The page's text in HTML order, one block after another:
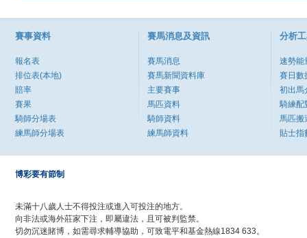
賽事資料
報名表
排位表(本地)
賠率
賽果
騎師分場表
練馬師分場表
賽馬消息及資訊
賽馬消息
賽馬新聞資料庫
主要賽事
馬匹資料
騎師資料
練馬師資料
分析
速勢能
賽日數
初出馬
騎練配
馬匹搬
貼士指
博彩要有節制
未滿十八歲人士不得投注或進入可投注的地方。
向非法或海外莊家下注，即屬違法，且可被判監禁。
切勿沉迷賭博，如需尋求輔導協助，可致電平和基金熱線1834 633。